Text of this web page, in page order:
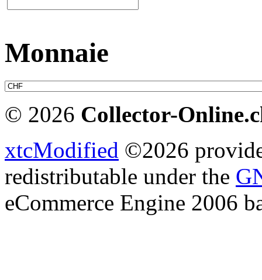
Monnaie
© 2026 Collector-
xtcModified ©2026
redistributable under the
eCommerce Engine 2006